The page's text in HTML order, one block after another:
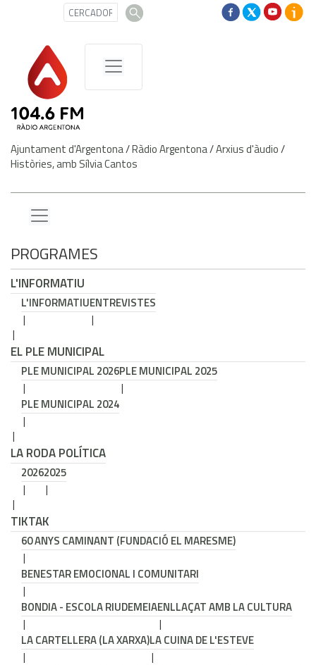
Ajuntament d'Argentona/Ràdio Argentona/Arxius d'àudio/
Històries, amb Sílvia Cantos
PROGRAMES
L'INFORMATIU
L'INFORMATIUENTREVISTES
EL PLE MUNICIPAL
PLE MUNICIPAL 2026PLE MUNICIPAL 2025
PLE MUNICIPAL 2024
LA RODA POLÍTICA
20262025
TIKTAK
60 ANYS CAMINANT (FUNDACIÓ EL MARESME)
BENESTAR EMOCIONAL I COMUNITARI
BONDIA - ESCOLA RIUDEMEIAENLLAÇAT AMB LA CULTURA
LA CARTELLERA (LA XARXA)LA CUINA DE L'ESTEVE